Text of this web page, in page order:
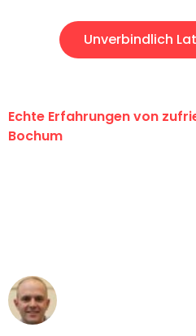
Unverbindlich
Echte Erfahrungen von
Bochum